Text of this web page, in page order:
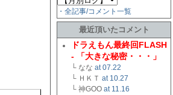
・全記事/コメント一覧
最近頂いたコメント
ドラえもん最終回FLASH
- 「大きな秘密・・・」
└ なな at 07.22
└ ＨＫＴ at 10.27
└ 神GOO at 11.16